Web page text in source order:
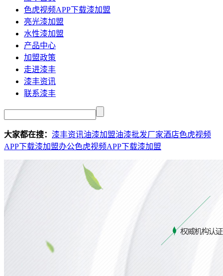
色虎视频APP下载漆加盟
亮光漆加盟
水性漆加盟
产品中心
加盟政策
走进漆丰
漆丰资讯
联系漆丰
大家都在搜： 漆丰资讯油漆加盟油漆批发厂家酒店色虎视频
APP下载漆加盟办公色虎视频APP下载漆加盟